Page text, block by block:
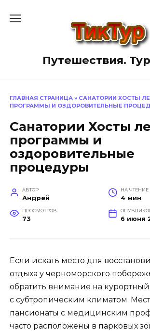
Путешествия.
ГЛАВНАЯ СТРАНИЦА » САНАТОРИИ ХОСТЫ
ПРОГРАММЫ И ОЗДОРОВИТЕЛЬНЫЕ
Санатории Хосты
программы и
оздоровительные
процедуры
АВТОР
Андрей
НА ЧТЕНИЕ
4 мин
ПРОСМОТРОВ
73 6 июня
Если искать место для
отдыха у черноморского
обратить внимание на
с субтропическим климатом.
пансионаты с медицинским
часто расположены в парковых